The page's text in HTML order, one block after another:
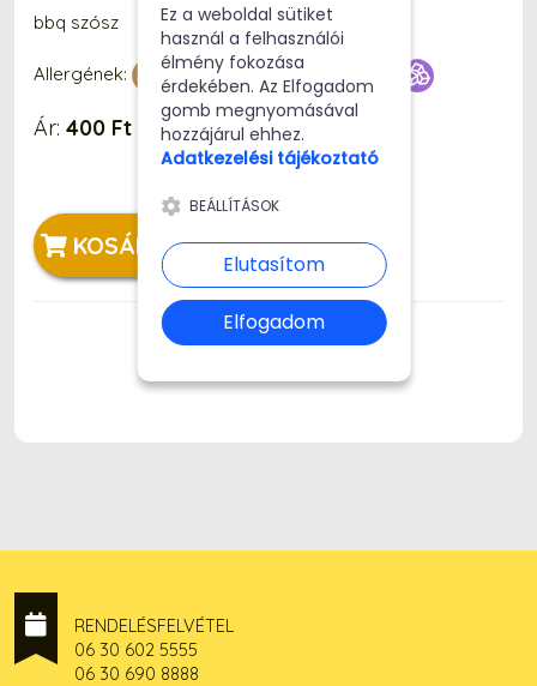
bbq szósz
Allergének:
Ár: 400 Ft
KOSÁRBA
RENDELÉSFELVÉTEL
06 30 602 5555
06 30 690 8888
Ez a weboldal sütiket
használ a felhasználói
élmény fokozása
érdekében. Az Elfogadom
gomb megnyomásával
hozzájárul ehhez.
Adatkezelési tájékoztató
BEÁLLÍTÁSOK
Elutasítom
Elfogadom